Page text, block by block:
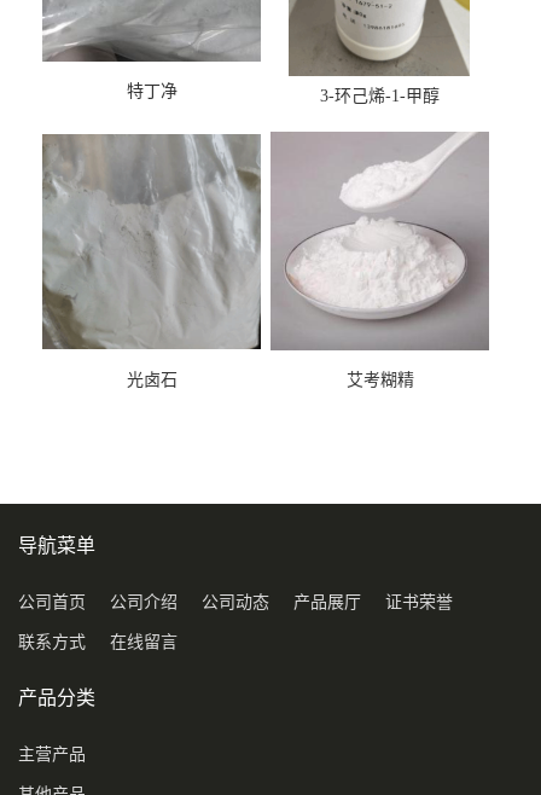
特丁净 3-环己烯-1-甲醇
光卤石 艾考糊精
导航菜单
公司首页 公司介绍 公司动态 产品展厅 证书荣誉
联系方式 在线留言
产品分类
主营产品